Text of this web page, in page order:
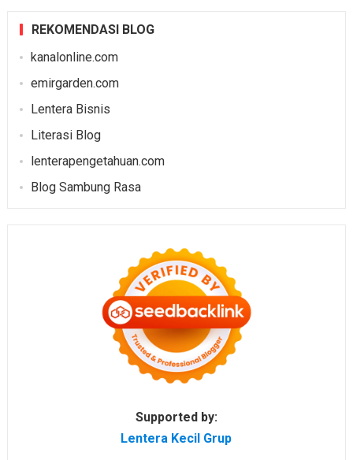
REKOMENDASI BLOG
kanalonline.com
emirgarden.com
Lentera Bisnis
Literasi Blog
lenterapengetahuan.com
Blog Sambung Rasa
Supported by:
Lentera Kecil Grup